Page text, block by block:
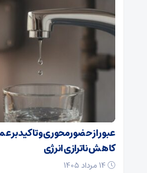
عبور از حضورمحوری و تاکید بر
کاهش ناترازی انرژی